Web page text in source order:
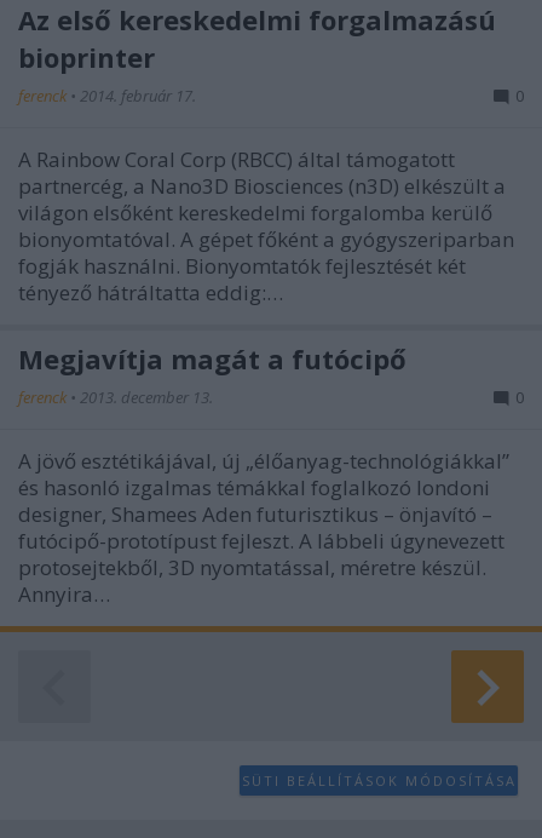
Az első kereskedelmi forgalmazású
bioprinter
ferenck • 2014. február 17. 0
A Rainbow Coral Corp (RBCC) által támogatott
partnercég, a Nano3D Biosciences (n3D) elkészült a
világon elsőként kereskedelmi forgalomba kerülő
bionyomtatóval. A gépet főként a gyógyszeriparban
fogják használni. Bionyomtatók fejlesztését két
tényező hátráltatta eddig:…
Megjavítja magát a futócipő
ferenck • 2013. december 13. 0
A jövő esztétikájával, új „élőanyag-technológiákkal”
és hasonló izgalmas témákkal foglalkozó londoni
designer, Shamees Aden futurisztikus – önjavító –
futócipő-prototípust fejleszt. A lábbeli úgynevezett
protosejtekből, 3D nyomtatással, méretre készül.
Annyira…
SÜTI BEÁLLÍTÁSOK MÓDOSÍTÁSA